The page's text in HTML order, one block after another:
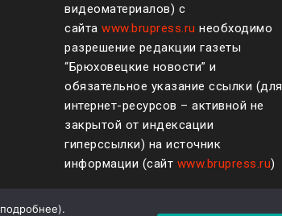
видеоматериалов) с
сайта www.brupress.ru необходимо
разрешение редакции газеты
“Брюховецкие новости” и
обязательное указание ссылки (для
интернет-ресурсов – активной не
закрытой от индексации
гиперссылки) на источник
информации (сайт www.brupress.ru)
подробнее).